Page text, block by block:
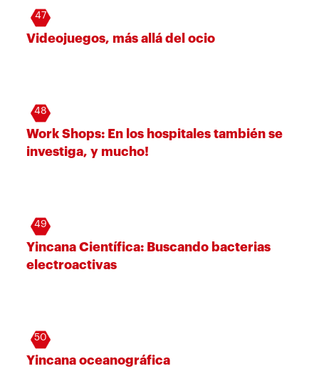
47
Videojuegos, más allá del ocio
48
Work Shops: En los hospitales también se
investiga, y mucho!
49
Yincana Científica: Buscando bacterias
electroactivas
50
Yincana oceanográfica